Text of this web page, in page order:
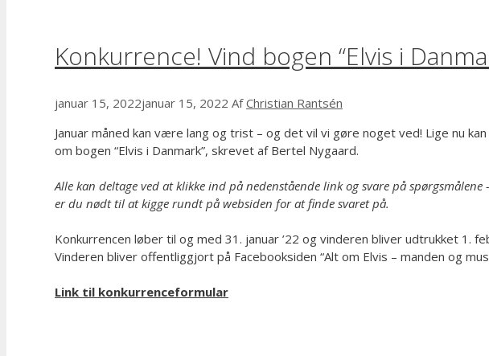
Konkurrence! Vind bogen “Elvis i
januar 15, 2022januar 15, 2022 AfChristian Rantsén
Januar måned kan være lang og trist – og det vil vi gøre noget ved! Lige nu
om bogen “Elvis i Danmark”, skrevet af Bertel Nygaard.
Alle kan deltage ved at klikke ind på nedenstående link og svare på spørgsmålene
er du nødt til at kigge rundt på websiden for at finde svaret på.
Konkurrencen løber til og med 31. januar ’22 og vinderen bliver udtrukket 1.
Vinderen bliver offentliggjort på Facebooksiden “Alt om Elvis – manden og
Link til konkurrenceformular